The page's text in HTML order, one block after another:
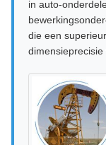
in auto-
die een
dimensieprecisie